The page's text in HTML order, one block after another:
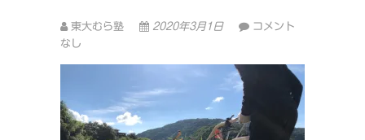
東大むら塾 2020年3月1日
コメント
なし